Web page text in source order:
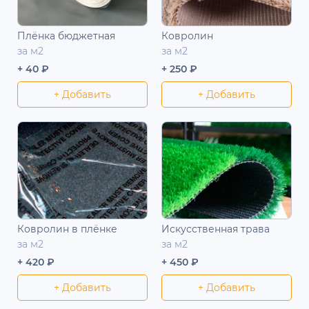
Плёнка бюджетная
за м2
+ 40 ₽
+ Добавить
Ковролин
за м2
+ 250 ₽
+ Добавить
Ковролин в плёнке
за м2
+ 420 ₽
+ Добавить
Искусственная трава
за м2
+ 450 ₽
+ Добавить